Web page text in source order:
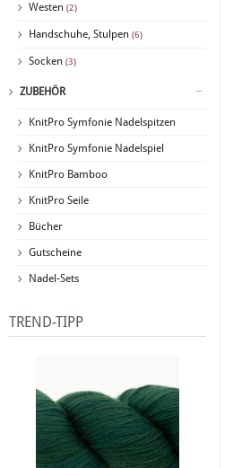
Westen (2)
Handschuhe, Stulpen (6)
Socken (3)
ZUBEHÖR
KnitPro Symfonie Nadelspitzen
KnitPro Symfonie Nadelspiel
KnitPro Bamboo
KnitPro Seile
Bücher
Gutscheine
Nadel-Sets
TREND-TIPP